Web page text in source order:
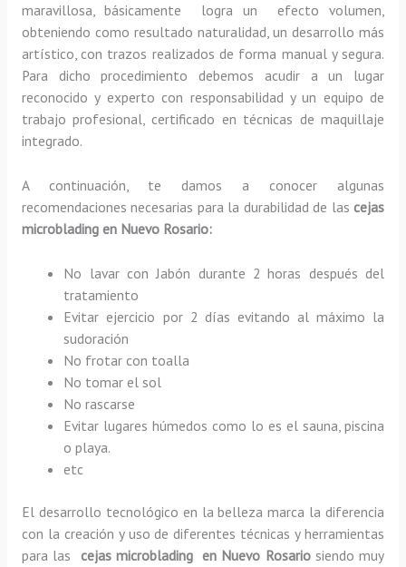
maravillosa, básicamente
logra un efecto volumen,
obteniendo como resultado naturalidad, un desarrollo más
artístico, con trazos realizados de forma manual y segura.
Para dicho procedimiento debemos acudir a un lugar
reconocido y experto con responsabilidad y un equipo de
trabajo profesional, certificado en técnicas de maquillaje
integrado.
A continuación, te damos a conocer algunas
recomendaciones necesarias para la durabilidad de lascejas
microblading en Nuevo Rosario:
No lavar con Jabón durante 2 horas después del
tratamiento
Evitar ejercicio por 2 días evitando al máximo la
sudoración
No frotar con toalla
No tomar el sol
No rascarse
Evitar lugares húmedos como lo es el sauna, piscina
o playa.
etc
El desarrollo tecnológico en la belleza marca la diferencia
con la creación y uso de diferentes técnicas y herramientas
para las cejas microblading en Nuevo Rosariosiendo muy